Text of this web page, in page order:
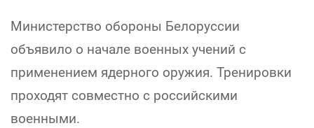
Министерство обороны Белоруссии
объявило о начале военных учений с
применением ядерного оружия. Тренировки
проходят совместно с российскими
военными.